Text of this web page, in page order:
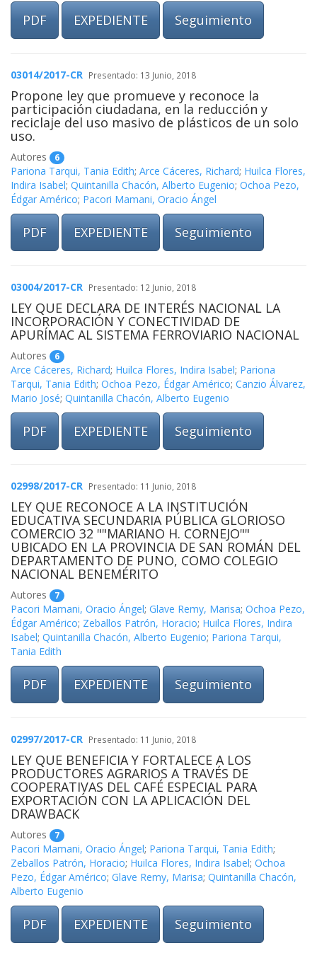
PDF EXPEDIENTE Seguimiento
03014/2017-CR Presentado: 13 Junio, 2018
Propone ley que promueve y reconoce la
participación ciudadana, en la reducción y
reciclaje del uso masivo de plásticos de un solo
uso.
Autores 6
Pariona Tarqui, Tania Edith; Arce Cáceres, Richard; Huilca Flores,
Indira Isabel; Quintanilla Chacón, Alberto Eugenio; Ochoa Pezo,
Édgar Américo; Pacori Mamani, Oracio Ángel
PDF EXPEDIENTE Seguimiento
03004/2017-CR Presentado: 12 Junio, 2018
LEY QUE DECLARA DE INTERÉS NACIONAL LA
INCORPORACIÓN Y CONECTIVIDAD DE
APURÍMAC AL SISTEMA FERROVIARIO NACIONAL
Autores 6
Arce Cáceres, Richard; Huilca Flores, Indira Isabel; Pariona
Tarqui, Tania Edith; Ochoa Pezo, Édgar Américo; Canzio Álvarez,
Mario José; Quintanilla Chacón, Alberto Eugenio
PDF EXPEDIENTE Seguimiento
02998/2017-CR Presentado: 11 Junio, 2018
LEY QUE RECONOCE A LA INSTITUCIÓN
EDUCATIVA SECUNDARIA PÚBLICA GLORIOSO
COMERCIO 32 ""MARIANO H. CORNEJO""
UBICADO EN LA PROVINCIA DE SAN ROMÁN DEL
DEPARTAMENTO DE PUNO, COMO COLEGIO
NACIONAL BENEMÉRITO
Autores 7
Pacori Mamani, Oracio Ángel; Glave Remy, Marisa; Ochoa Pezo,
Édgar Américo; Zeballos Patrón, Horacio; Huilca Flores, Indira
Isabel; Quintanilla Chacón, Alberto Eugenio; Pariona Tarqui,
Tania Edith
PDF EXPEDIENTE Seguimiento
02997/2017-CR Presentado: 11 Junio, 2018
LEY QUE BENEFICIA Y FORTALECE A LOS
PRODUCTORES AGRARIOS A TRAVÉS DE
COOPERATIVAS DEL CAFÉ ESPECIAL PARA
EXPORTACIÓN CON LA APLICACIÓN DEL
DRAWBACK
Autores 7
Pacori Mamani, Oracio Ángel; Pariona Tarqui, Tania Edith;
Zeballos Patrón, Horacio; Huilca Flores, Indira Isabel; Ochoa
Pezo, Édgar Américo; Glave Remy, Marisa; Quintanilla Chacón,
Alberto Eugenio
PDF EXPEDIENTE Seguimiento